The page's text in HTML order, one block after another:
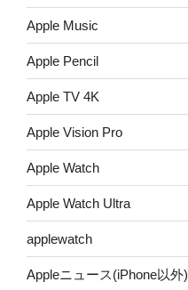
Apple Music
Apple Pencil
Apple TV 4K
Apple Vision Pro
Apple Watch
Apple Watch Ultra
applewatch
Appleニュース(iPhone以外)